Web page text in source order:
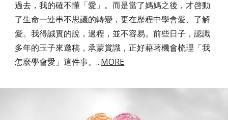
過去，我的確不懂「愛」。而是當了媽媽之後，才啓動
了生命一連串不思議的轉變，更在歷程中學會愛、了解
愛。我得誠實的說，過程，並不容易。前些日子，認識
多年的玉子來邀稿，承蒙賞識，正好藉著機會梳理「我
怎麼學會愛」這件事。...MORE